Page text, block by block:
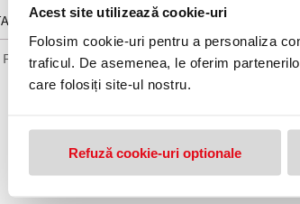
Acest site utilizează cookie-uri
Folosim cookie-uri pentru a personaliza
traficul. De asemenea, le oferim
care folosiți site-ul nostru.
Refuză cookie-uri optionale
DE INTRARE RECEPTIE SI CONSTATARE
primul care comenteaza acest produs!